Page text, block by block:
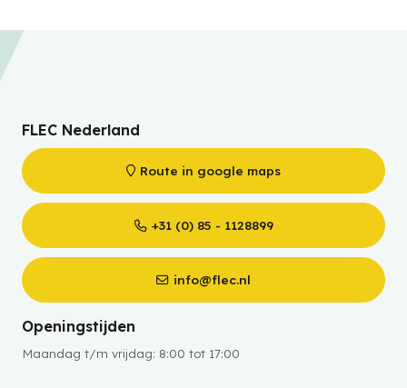
FLEC Nederland
Route in google maps
+31 (0) 85 - 1128899
info@flec.nl
Openingstijden
Maandag t/m vrijdag: 8:00 tot 17:00